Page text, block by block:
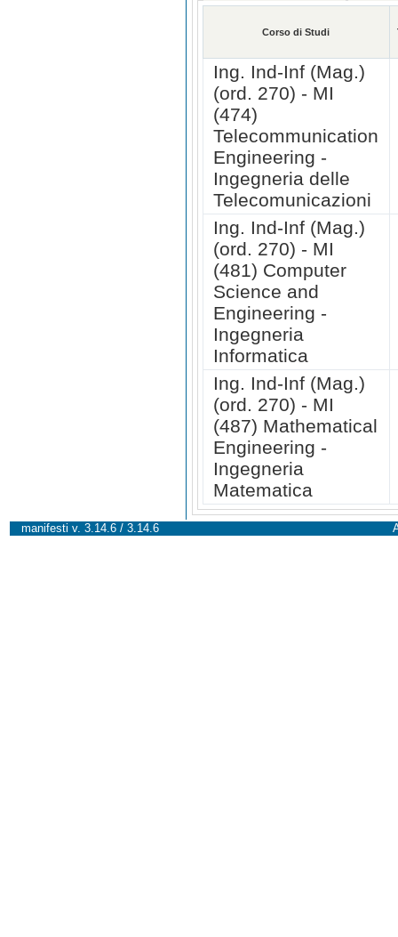
Corso di Studi
Ing. Ind-Inf (Mag.)
(ord. 270) - MI
(474)
Telecommunication
Engineering -
Ingegneria delle
Telecomunicazioni
Ing. Ind-Inf (Mag.)
(ord. 270) - MI
(481) Computer
Science and
Engineering -
Ingegneria
Informatica
Ing. Ind-Inf (Mag.)
(ord. 270) - MI
(487) Mathematical
Engineering -
Ingegneria
Matematica
manifesti v. 3.14.6 / 3.14.6